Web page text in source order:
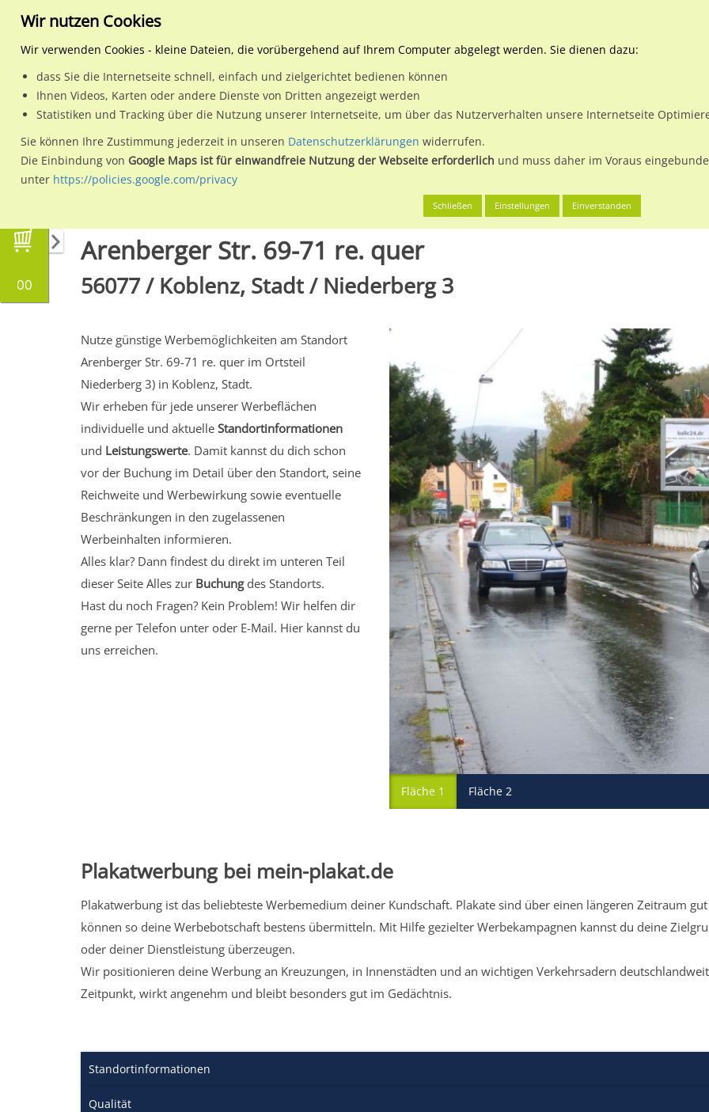
Planen & Buchen Plakatwerbung
Wähle den Werbestandort:
00
Arenberger Str. 69-71 re. quer
Arenberger Str. 69-71 re. quer
56077 / Koblenz, Stadt / Niederberg 3
Nutze günstige Werbemöglichkeiten am Standort
Arenberger Str. 69-71 re. quer im Ortsteil
Niederberg 3) in Koblenz, Stadt.
Wir erheben für jede unserer Werbeflächen
individuelle und aktuelle Standortinformationen
und Leistungswerte. Damit kannst du dich schon
vor der Buchung im Detail über den Standort, seine
Reichweite und Werbewirkung sowie eventuelle
Beschränkungen in den zugelassenen
Werbeinhalten informieren.
Alles klar? Dann findest du direkt im unteren Teil
dieser Seite Alles zur Buchungdes Standorts.
Hast du noch Fragen? Kein Problem! Wir helfen dir
gerne per Telefon unter oder E-Mail. Hier kannst du
uns erreichen.
Fläche 1 Fläche 2
Plakatwerbung bei mein-plakat.de
Plakatwerbung ist das beliebteste Werbemedium deiner Kundschaft. Plakate sind über einen längeren Zeitraum
können so deine Werbebotschaft bestens übermitteln. Mit Hilfe gezielter Werbekampagnen kannst du deine
oder deiner Dienstleistung überzeugen.
Wir positionieren deine Werbung an Kreuzungen, in Innenstädten und an wichtigen Verkehrsadern
Zeitpunkt, wirkt angenehm und bleibt besonders gut im Gedächtnis.
Standortinformationen
Qualität
Wir nutzen Cookies
Wir verwenden Cookies - kleine Dateien, die vorübergehend auf Ihrem Computer abgelegt werden. Sie dienen dazu:
dass Sie die Internetseite schnell, einfach und zielgerichtet bedienen können
Ihnen Videos, Karten oder andere Dienste von Dritten angezeigt werden
Statistiken und Tracking über die Nutzung unserer Internetseite, um über das Nutzerverhalten unsere Internetseite
Sie können Ihre Zustimmung jederzeit in unseren Datenschutzerklärungen widerrufen.
Die Einbindung von Google Maps ist für einwandfreie Nutzung der Webseite erforderlich und muss daher im Voraus
unter https://policies.google.com/privacy
Schließen Einstellungen Einverstanden